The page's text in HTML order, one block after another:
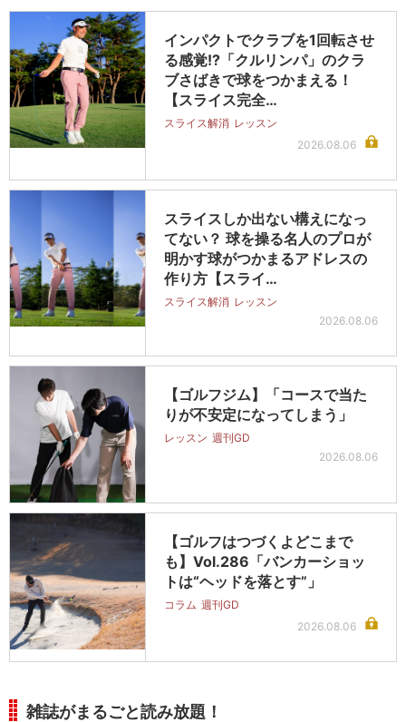
インパクトでクラブを1回転させ
る感覚!?「クルリンパ」のクラ
ブさばきで球をつかまえる！
【スライス完全…
スライス解消 レッスン
2026.08.06
スライスしか出ない構えになっ
てない？ 球を操る名人のプロが
明かす球がつかまるアドレスの
作り方【スライ…
スライス解消 レッスン
2026.08.06
【ゴルフジム】「コースで当た
りが不安定になってしまう」
レッスン 週刊GD
2026.08.06
【ゴルフはつづくよどこまで
も】Vol.286「バンカーショッ
トは“ヘッドを落とす”」
コラム 週刊GD
2026.08.06
雑誌がまるごと読み放題！